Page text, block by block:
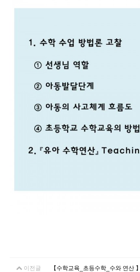
이전글
【수학교육_초등수학_수와 연산